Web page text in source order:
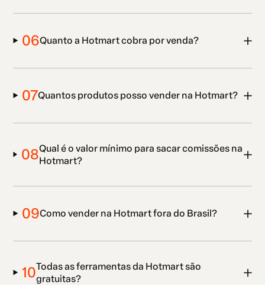
06Quanto a Hotmart cobra por venda?
07Quantos produtos posso vender na Hotmart?
08Qual é o valor mínimo para sacar comissões na
Hotmart?
09Como vender na Hotmart fora do Brasil?
10Todas as ferramentas da Hotmart são
gratuitas?